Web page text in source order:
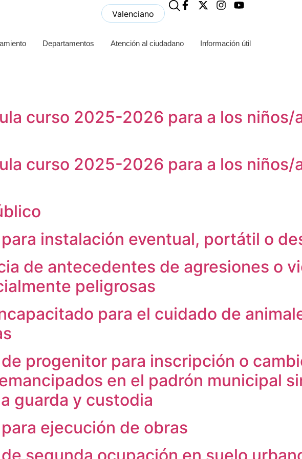
Valenciano
Departamentos Atención al ciudadano Información útil
curso 2025-2026 para a los niños/
curso 2025-2026 para a los niños/
instalación eventual, portátil o
de antecedentes de agresiones o
peligrosas
para el cuidado de
progenitor para inscripción o
en el padrón municipal
guarda y custodia
ejecución de obras
segunda ocupación en suelo